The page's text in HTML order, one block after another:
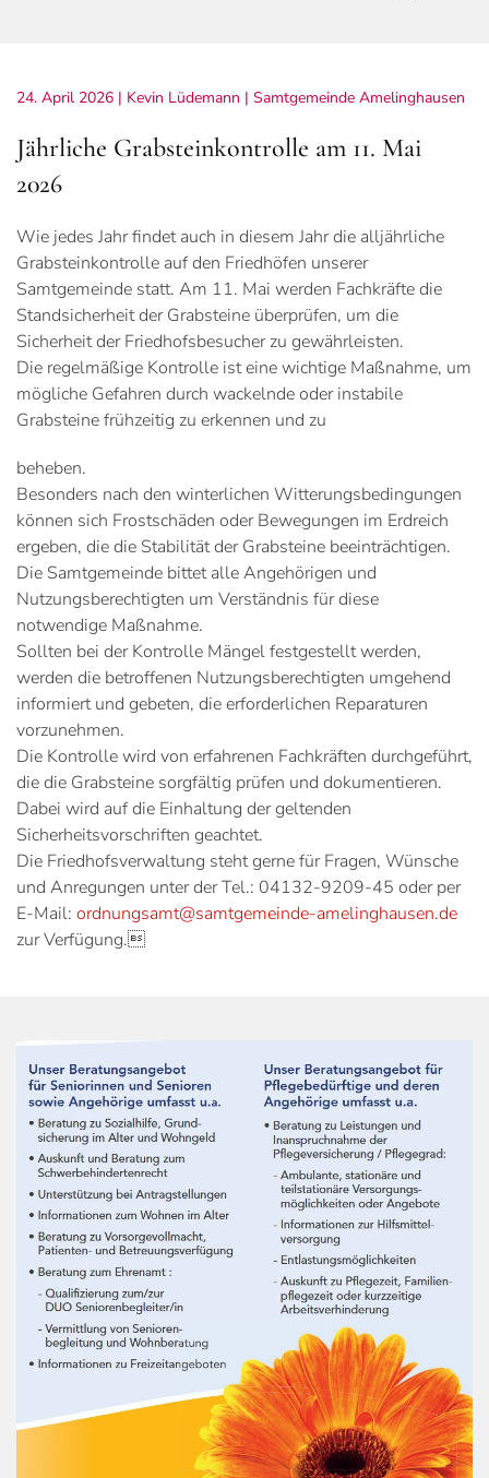
24. April 2026 | Kevin Lüdemann | Samtgemeinde Amelinghausen
Jährliche Grabsteinkontrolle am 11. Mai
2026
Wie jedes Jahr findet auch in diesem Jahr die alljährliche
Grabsteinkontrolle auf den Friedhöfen unserer
Samtgemeinde statt. Am 11. Mai werden Fachkräfte die
Standsicherheit der Grabsteine überprüfen, um die
Sicherheit der Friedhofsbesucher zu gewährleisten.
Die regelmäßige Kontrolle ist eine wichtige Maßnahme, um
mögliche Gefahren durch wackelnde oder instabile
Grabsteine frühzeitig zu erkennen und zu
beheben.
Besonders nach den winterlichen Witterungsbedingungen
können sich Frostschäden oder Bewegungen im Erdreich
ergeben, die die Stabilität der Grabsteine beeinträchtigen.
Die Samtgemeinde bittet alle Angehörigen und
Nutzungsberechtigten um Verständnis für diese
notwendige Maßnahme.
Sollten bei der Kontrolle Mängel festgestellt werden,
werden die betroffenen Nutzungsberechtigten umgehend
informiert und gebeten, die erforderlichen Reparaturen
vorzunehmen.
Die Kontrolle wird von erfahrenen Fachkräften durchgeführt,
die die Grabsteine sorgfältig prüfen und dokumentieren.
Dabei wird auf die Einhaltung der geltenden
Sicherheitsvorschriften geachtet.
Die Friedhofsverwaltung steht gerne für Fragen, Wünsche
und Anregungen unter der Tel.: 04132-9209-45 oder per
E-Mail: ordnungsamt@samtgemeinde-amelinghausen.de
zur Verfügung.